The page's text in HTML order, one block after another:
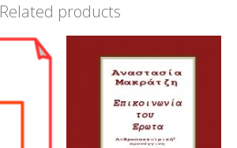
Related products